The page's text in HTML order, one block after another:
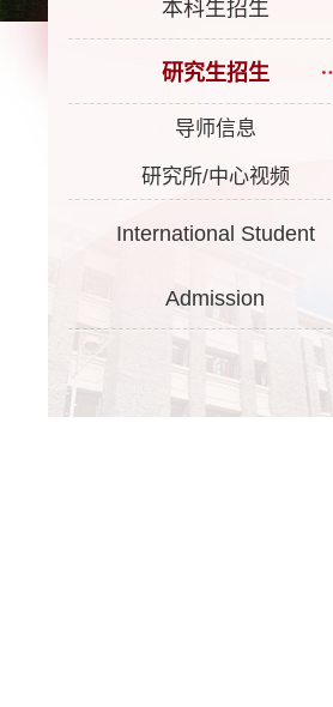
本科生招生
研究生招生
导师信息
研究所/中心视频
International Student
Admission